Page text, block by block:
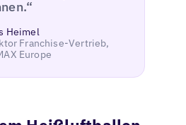
Heimel
Franchise-Vertrieb,
Europe